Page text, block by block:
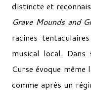
distincte et
Grave Mounds and
racines
musical local.
Curse évoque
comme après un